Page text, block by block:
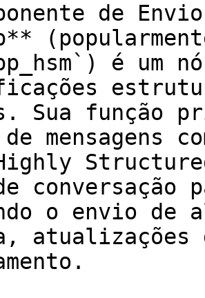
de
é um
Sua função
de mensagens
conversação
o envio de
atualizações